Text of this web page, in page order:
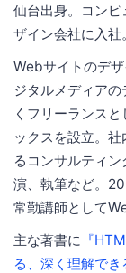
仙台出身。コン
ザイン会社に入社。
Webサイトのデ
ジタルメディア
くフリーランス
ックスを設立。
るコンサルティ
演、執筆など。
常勤講師として
主な著書に 『
る、深く理解で